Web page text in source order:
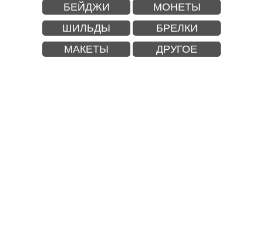
ШИЛЬДЫ БРЕЛКИ
БЕЙДЖИ МОНЕТЫ
МАКЕТЫ ДРУГОЕ